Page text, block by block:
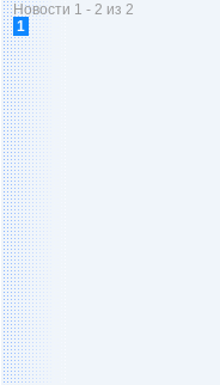
Новости 1 - 2 из 2
1